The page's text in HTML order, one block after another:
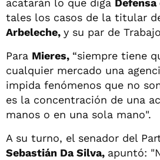
tales los casos de la titular
Arbeleche, y su par de
Para Mieres, “siempre tiene
cualquier mercado una
impida fenómenos que no
es la concentración de una
manos o en una sola mano".
A su turno, el senador del
Sebastián Da Silva, apuntó: